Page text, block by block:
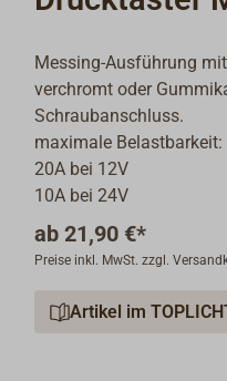
Messing-Ausführung
verchromt oder
Schraubanschluss.
maximale Belastbarkeit:
20A bei 12V
10A bei 24V
ab 21,90 €*
Preise inkl. MwSt. zzgl.
Artikel im